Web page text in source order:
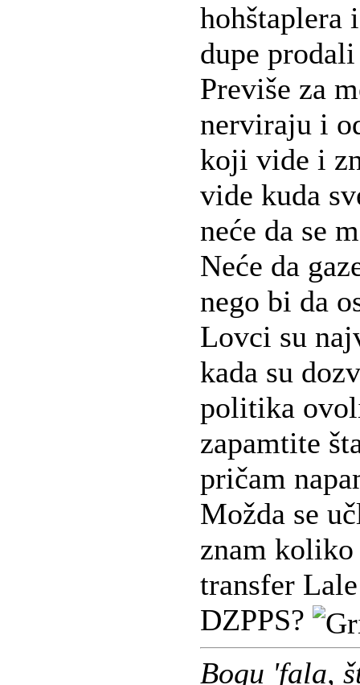
dupe
Previše za
nerviraju i
koji vide i
vide kuda
neće da se
Neće da
nego bi da
Lovci su
kada su
politika
zapamtite
pričam
Možda se
znam
transfer
DZPPS?
Bogu 'fala,